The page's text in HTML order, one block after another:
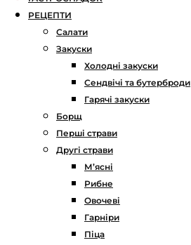
РЕЦЕПТИ
Салати
Закуски
Холодні закуски
Сендвічі та бутерброди
Гарячі закуски
Борщ
Перші страви
Другі страви
М’ясні
Рибне
Овочеві
Гарніри
Піца